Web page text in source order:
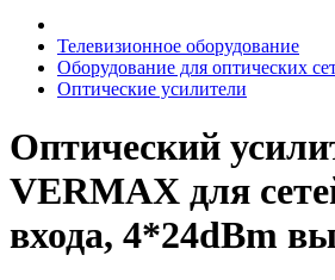
Телевизионное оборудование
Оборудование для оптических
Оптические усилители
Оптический
VERMAX для
входа, 4*24dBm